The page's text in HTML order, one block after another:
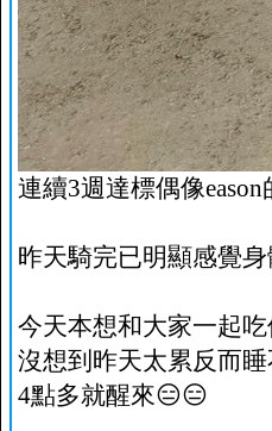
連續3週達標偶像
昨天騎完已明顯感覺
今天本想和大家一起
沒想到昨天太累反而
4點多就醒來😑😑